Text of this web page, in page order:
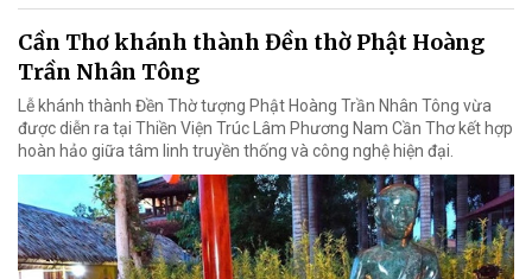
Cần Thơ khánh thành Đền thờ Phật Hoàng
Trần Nhân Tông
Lễ khánh thành Đền Thờ tượng Phật Hoàng Trần Nhân Tông vừa
được diễn ra tại Thiền Viện Trúc Lâm Phương Nam Cần Thơ kết hợp
hoàn hảo giữa tâm linh truyền thống và công nghệ hiện đại.